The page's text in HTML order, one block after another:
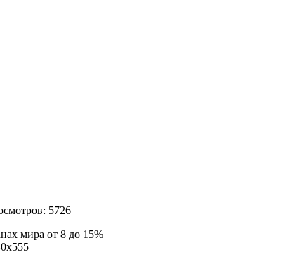
5726
мира от 8 до 15%